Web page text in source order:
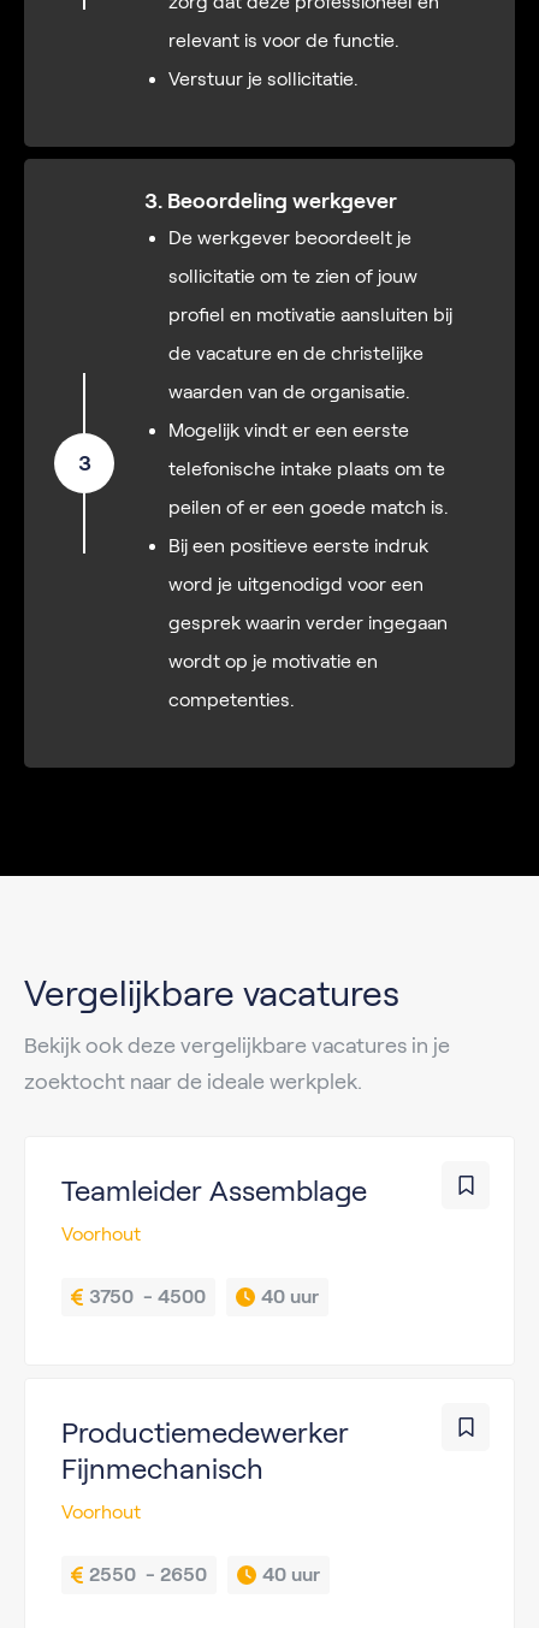
relevant is voor de functie.
Verstuur je sollicitatie.
3
3. Beoordeling werkgever
De werkgever beoordeelt je
sollicitatie om te zien of jouw
profiel en motivatie aansluiten bij
de vacature en de christelijke
waarden van de organisatie.
Mogelijk vindt er een eerste
telefonische intake plaats om te
peilen of er een goede match is.
Bij een positieve eerste indruk
word je uitgenodigd voor een
gesprek waarin verder ingegaan
wordt op je motivatie en
competenties.
Vergelijkbare vacatures
Bekijk ook deze vergelijkbare vacatures in je
zoektocht naar de ideale werkplek.
Teamleider Assemblage
Voorhout
3750  - 4500 40 uur
Productiemedewerker
Fijnmechanisch
Voorhout
2550  - 2650 40 uur